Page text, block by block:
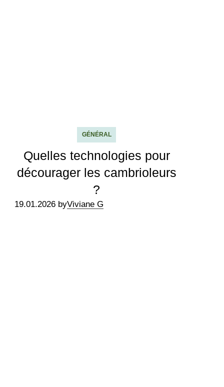
GÉNÉRAL
Quelles technologies pour
décourager les cambrioleurs
?
19.01.2026 byViviane G